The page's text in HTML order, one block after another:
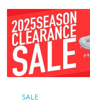
SALE